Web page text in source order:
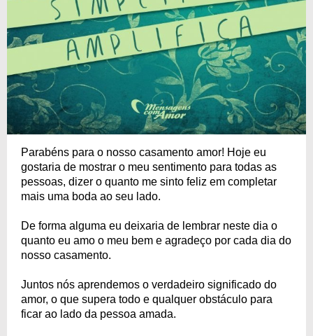
Parabéns para o nosso casamento amor! Hoje eu
gostaria de mostrar o meu sentimento para todas as
pessoas, dizer o quanto me sinto feliz em completar
mais uma boda ao seu lado.
De forma alguma eu deixaria de lembrar neste dia o
quanto eu amo o meu bem e agradeço por cada dia do
nosso casamento.
Juntos nós aprendemos o verdadeiro significado do
amor, o que supera todo e qualquer obstáculo para
ficar ao lado da pessoa amada.